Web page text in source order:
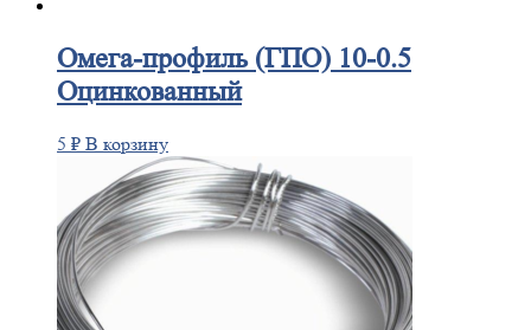
Омега-профиль(ГПО) 10-0.5
Оцинкованный
5 ₽ В корзину